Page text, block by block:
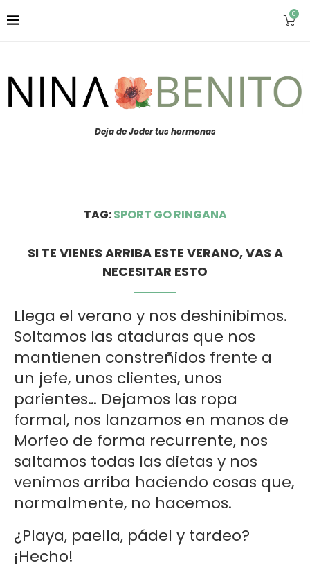
0
Deja de Joder tus hormonas
TAG:SPORT GO RINGANA
SI TE VIENES ARRIBA ESTE VERANO, VAS A
NECESITAR ESTO
Llega el verano y nos deshinibimos.
Soltamos las ataduras que nos
mantienen constreñidos frente a
un jefe, unos clientes, unos
parientes… Dejamos las ropa
formal, nos lanzamos en manos de
Morfeo de forma recurrente, nos
saltamos todas las dietas y nos
venimos arriba haciendo cosas que,
normalmente, no hacemos.
¿Playa, paella, pádel y tardeo?
¡Hecho!